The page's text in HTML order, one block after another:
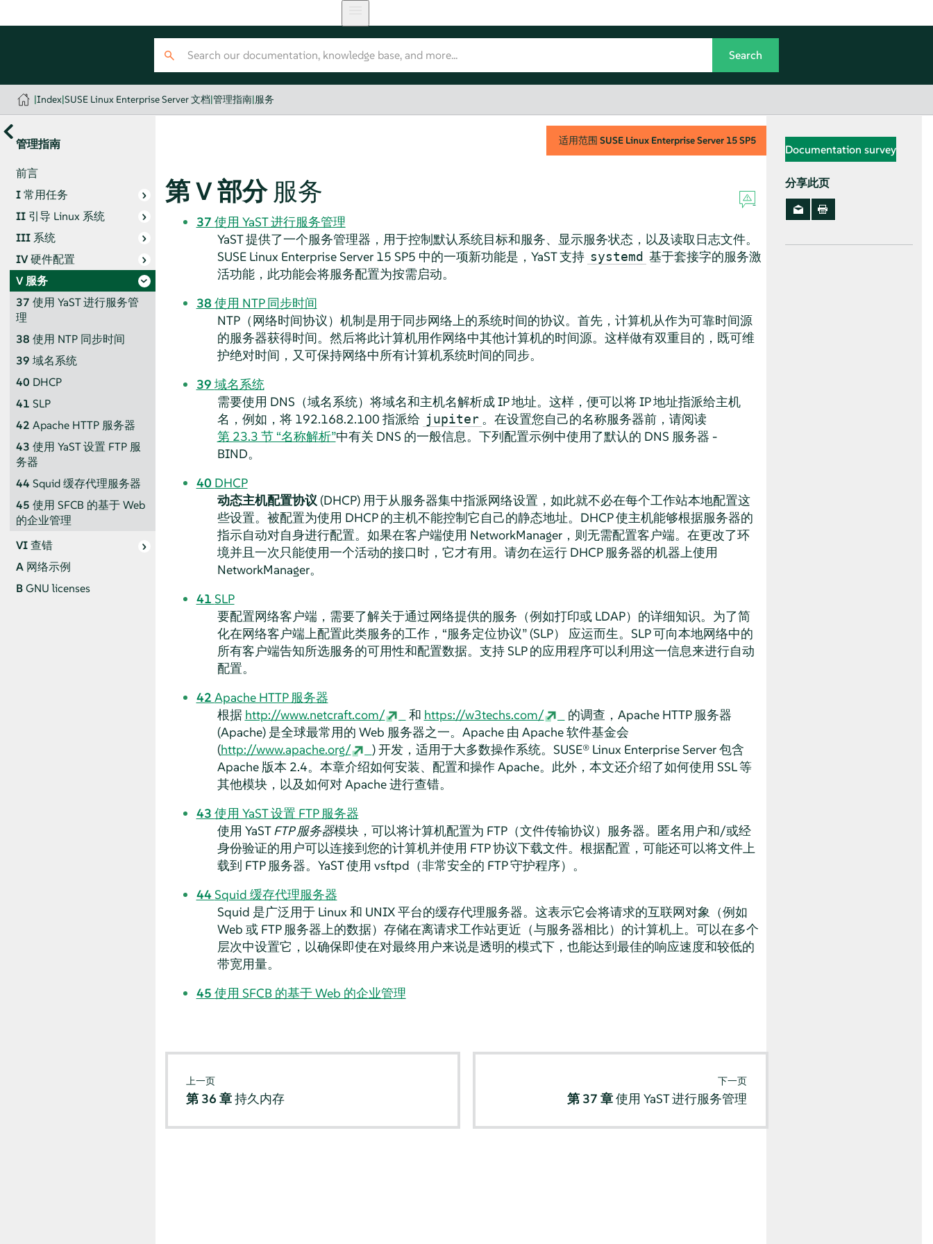
|Index|SUSE Linux Enterprise Server 文档|管理指南|服务
管理指南
前言
I常用任务
II 引导 Linux 系统
III 系统
IV硬件配置
V服务
37 使用 YaST 进行服务管
理
38 使用 NTP 同步时间
39 域名系统
40 DHCP
41 SLP
42 Apache HTTP 服务器
43 使用 YaST 设置 FTP 服
务器
44 Squid 缓存代理服务器
45 使用 SFCB 的基于 Web
的企业管理
VI查错
A 网络示例
BGNU licenses
适用范围 SUSE Linux Enterprise Server 15 SP5
第 V 部分 服务
37 使用 YaST 进行服务管理
YaST 提供了一个服务管理器，用于控制默认系统目标和服务、显示服务状态，以及读取日志文件。
SUSE Linux Enterprise Server 15 SP5 中的一项新功能是，YaST 支持 systemd 基于套接字的服务激
活功能，此功能会将服务配置为按需启动。
38 使用 NTP 同步时间
NTP（网络时间协议）机制是用于同步网络上的系统时间的协议。首先，计算机从作为可靠时间源
的服务器获得时间。然后将此计算机用作网络中其他计算机的时间源。这样做有双重目的，既可维
护绝对时间，又可保持网络中所有计算机系统时间的同步。
39 域名系统
需要使用 DNS（域名系统）将域名和主机名解析成 IP 地址。这样，便可以将 IP 地址指派给主机
名，例如，将 192.168.2.100 指派给 jupiter 。在设置您自己的名称服务器前，请阅读
第 23.3 节 “名称解析”中有关 DNS 的一般信息。下列配置示例中使用了默认的 DNS 服务器 -
BIND。
40 DHCP
动态主机配置协议 (DHCP) 用于从服务器集中指派网络设置，如此就不必在每个工作站本地配置这
些设置。被配置为使用 DHCP 的主机不能控制它自己的静态地址。DHCP 使主机能够根据服务器的
指示自动对自身进行配置。如果在客户端使用 NetworkManager，则无需配置客户端。在更改了环
境并且一次只能使用一个活动的接口时，它才有用。请勿在运行 DHCP 服务器的机器上使用
NetworkManager。
41 SLP
要配置网络客户端，需要了解关于通过网络提供的服务（例如打印或 LDAP）的详细知识。为了简
化在网络客户端上配置此类服务的工作， “服务定位协议”(SLP） 应运而生。SLP 可向本地网络中的
所有客户端告知所选服务的可用性和配置数据。支持 SLP 的应用程序可以利用这一信息来进行自动
配置。
42 Apache HTTP 服务器
根据 http://www.netcraft.com/ 和 https://w3techs.com/
的调查，Apache HTTP 服务器
(Apache) 是全球最常用的 Web 服务器之一。Apache 由 Apache 软件基金会
(http://www.apache.org/ ) 开发，适用于大多数操作系统。 SUSE® Linux Enterprise Server包含
Apache 版本 2.4。本章介绍如何安装、配置和操作 Apache。此外，本文还介绍了如何使用 SSL 等
其他模块，以及如何对 Apache 进行查错。
43 使用 YaST 设置 FTP 服务器
使用 YaST FTP 服务器模块，可以将计算机配置为 FTP（文件传输协议）服务器。匿名用户和/或经
身份验证的用户可以连接到您的计算机并使用 FTP 协议下载文件。根据配置，可能还可以将文件上
载到 FTP 服务器。YaST 使用 vsftpd（非常安全的 FTP 守护程序）。
44Squid 缓存代理服务器
Squid 是广泛用于 Linux 和 UNIX 平台的缓存代理服务器。这表示它会将请求的互联网对象（例如
Web 或 FTP 服务器上的数据）存储在离请求工作站更近（与服务器相比）的计算机上。可以在多个
层次中设置它，以确保即使在对最终用户来说是透明的模式下，也能达到最佳的响应速度和较低的
带宽用量。
45 使用 SFCB 的基于 Web 的企业管理
上一页
第 36 章持久内存
下一页
第 37 章使用 YaST 进行服务管理
Documentation survey
分享此页